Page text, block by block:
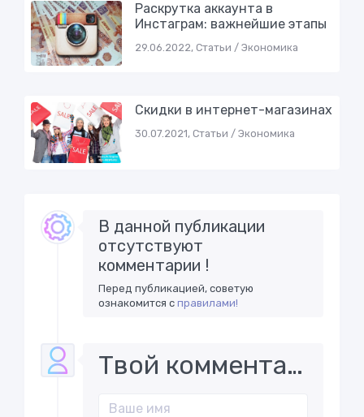
Раскрутка аккаунта в
Инстаграм: важнейшие этапы
29.06.2022, Статьи / Экономика
Скидки в интернет-магазинах
30.07.2021, Статьи / Экономика
В данной публикации
отсутствуют
комментарии !
Перед публикацией, советую
ознакомится справилами!
Твой комментарий..